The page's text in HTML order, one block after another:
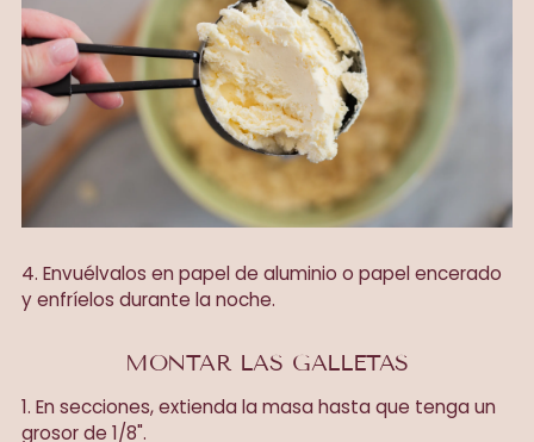
4. Envuélvalos en papel de aluminio o papel encerado
y enfríelos durante la noche.
MONTAR LAS GALLETAS
1. En secciones, extienda la masa hasta que tenga un
grosor de 1/8".